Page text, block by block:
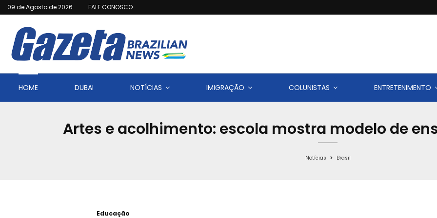
09 de Agosto de 2026 FALE CONOSCO
HOME DUBAI NOTÍCIAS IMIGRAÇÃO COLUNISTAS ENTRETENIMENTO
Artes e acolhimento: escola mostra modelo de
Notícias Brasil
Educação